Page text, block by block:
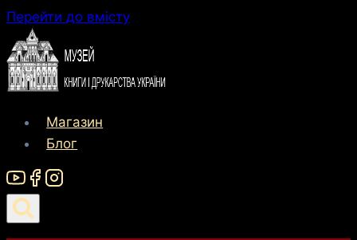
вмісту
Перейти до вмісту
Магазин
Блог